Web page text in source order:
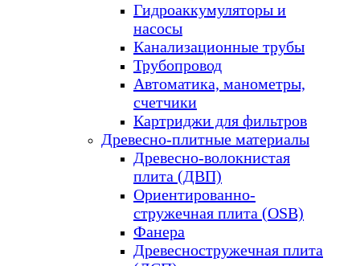
Гидроаккумуляторы и
насосы
Канализационные трубы
Трубопровод
Автоматика, манометры,
счетчики
Картриджи для фильтров
Древесно-плитные материалы
Древесно-волокнистая
плита (ДВП)
Ориентированно-
стружечная плита (OSB)
Фанера
Древесностружечная плита